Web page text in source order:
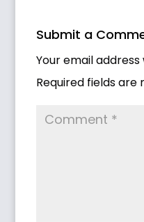
Submit a
Your email
Required fields are